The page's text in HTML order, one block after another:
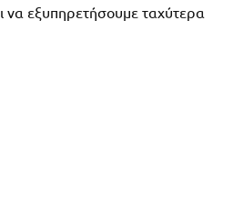
να εξυπηρετήσουμε ταχύτερα